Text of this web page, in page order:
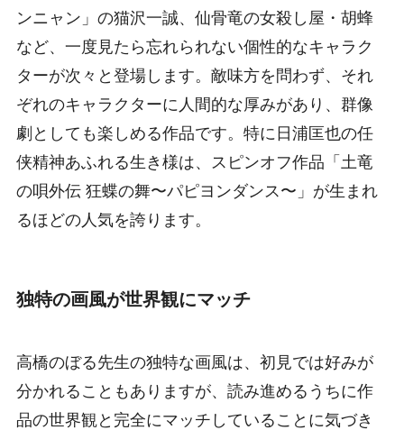
ンニャン」の猫沢一誠、仙骨竜の女殺し屋・胡蜂
など、一度見たら忘れられない個性的なキャラク
ターが次々と登場します。敵味方を問わず、それ
ぞれのキャラクターに人間的な厚みがあり、群像
劇としても楽しめる作品です。特に日浦匡也の任
侠精神あふれる生き様は、スピンオフ作品「土竜
の唄外伝 狂蝶の舞〜パピヨンダンス〜」が生まれ
るほどの人気を誇ります。
独特の画風が世界観にマッチ
高橋のぼる先生の独特な画風は、初見では好みが
分かれることもありますが、読み進めるうちに作
品の世界観と完全にマッチしていることに気づき